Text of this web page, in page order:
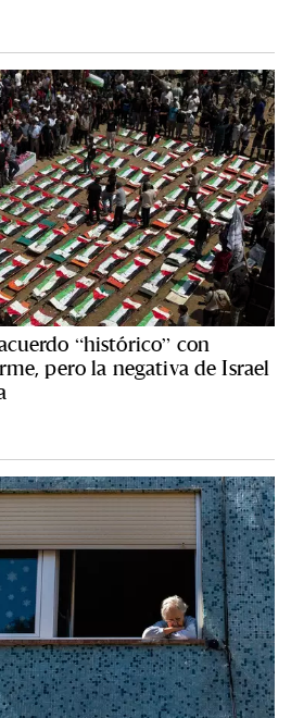
“histórico” con
pero la negativa de Israel